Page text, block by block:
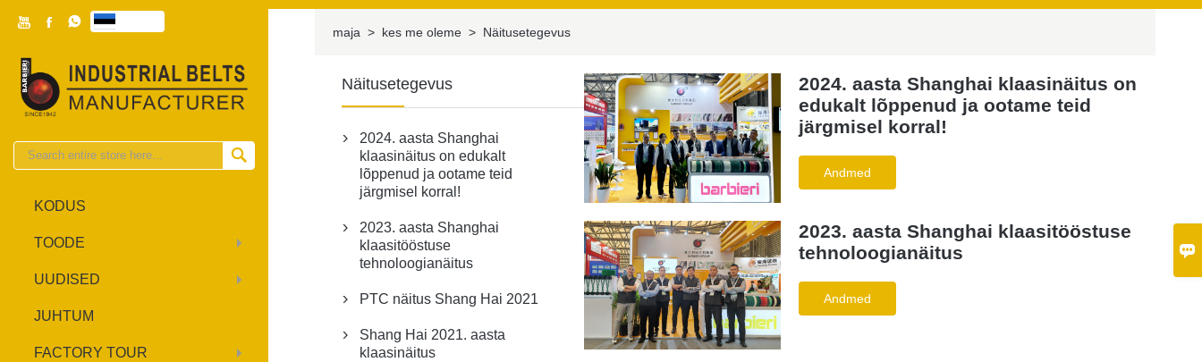

  

KODUS
TOODE
UUDISED
JUHTUM
FACTORY TOUR
maja > kes me oleme > Näitusetegevus
2024. aasta Shanghai klaasinäitus on
edukalt lõppenud ja ootame teid
järgmisel korral!
Andmed
2023. aasta Shanghai klaasitööstuse
tehnoloogianäitus
Andmed
Näitusetegevus

2024. aasta Shanghai
klaasinäitus on edukalt
lõppenud ja ootame teid
järgmisel korral!

2023. aasta Shanghai
klaasitööstuse
tehnoloogianäitus
 PTC näitus Shang Hai 2021

Shang Hai 2021. aasta
klaasinäitus